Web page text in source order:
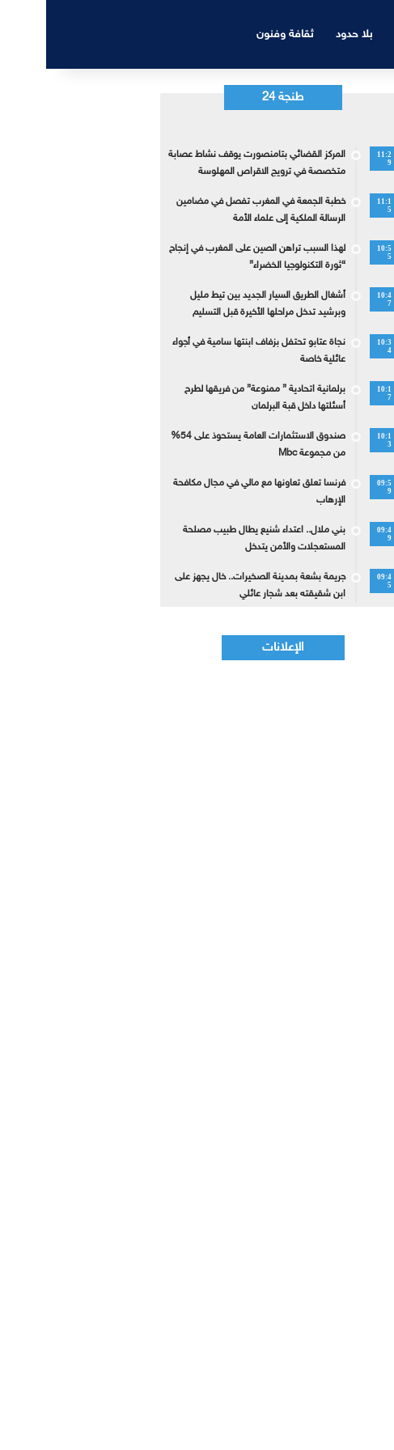
بلا حدود ثقافة وفنون
طنجة 24
11:2
9
المركز القضائي بتامنصورت يوقف نشاط عصابة
متخصصة في ترويج الاقراص المهلوسة
11:1
5
خطبة الجمعة في المغرب تفصل في مضامين
الرسالة الملكية إلى علماء الأمة
10:5
5
لهذا السبب تراهن الصين على المغرب في إنجاح
“ثورة التكنولوجيا الخضراء”
10:4
7
أشغال الطريق السيار الجديد بين تيط مليل
وبرشيد تدخل مراحلها الأخيرة قبل التسليم
10:3
4
نجاة عتابو تحتفل بزفاف ابنتها سامية في أجواء
عائلية خاصة
10:1
7
برلمانية اتحادية ” ممنوعة” من فريقها لطرح
أسئلتها داخل قبة البرلمان
10:1
3
صندوق الاستثمارات العامة يستحوذ على 54%
من مجموعة Mbc
09:5
9
فرنسا تعلق تعاونها مع مالي في مجال مكافحة
الإرهاب
09:4
9
بني ملال.. اعتداء شنيع يطال طبيب مصلحة
المستعجلات والأمن يتدخل
09:4
5
جريمة بشعة بمدينة الصخيرات.. خال يجهز على
ابن شقيقته بعد شجار عائلي
الإعلانات